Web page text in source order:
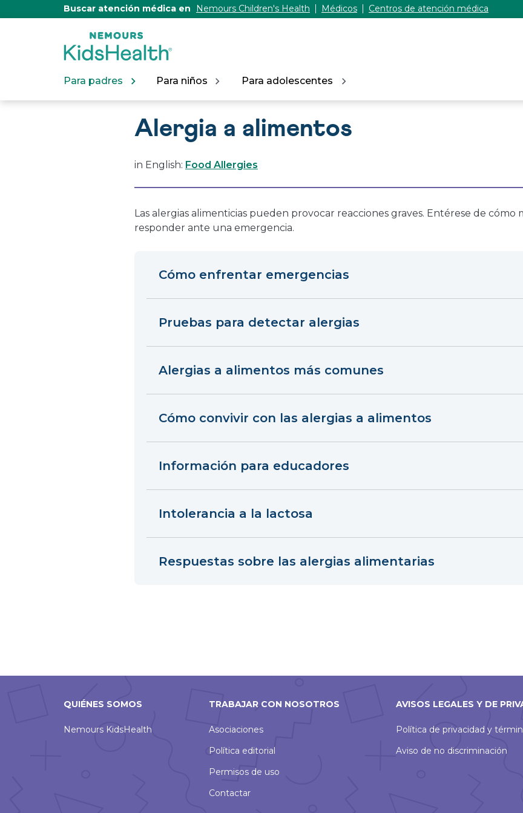
Buscar atención médica en Nemours Children's Health Médicos Centros de atención médica
Para padres Para niños Para adolescentes
Alergia a alimentos
in English: Food Allergies
Las alergias alimenticias pueden provocar reacciones graves. Entérese de cómo
responder ante una emergencia.
Cómo enfrentar emergencias
Pruebas para detectar alergias
Alergias a alimentos más comunes
Cómo convivir con las alergias a alimentos
Información para educadores
Intolerancia a la lactosa
Respuestas sobre las alergias alimentarias
QUIÉNES SOMOS
Nemours KidsHealth
TRABAJAR CON NOSOTROS
Asociaciones
Política editorial
Permisos de uso
Contactar
AVISOS LEGALES Y DE
Política de privacidad y
Aviso de no discriminación